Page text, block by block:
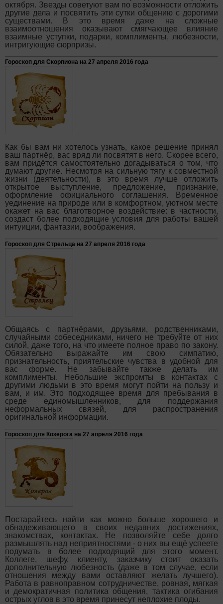
октября. Звезды советуют вам по возможности отложить
другие дела и посвятить эти сутки общению с дорогими
существами. В это время даже на сложные
взаимоотношения оказывают смягчающее влияние
взаимные уступки, подарки, комплименты, любезности,
интригующие сюрпризы.
Гороскоп для Скорпиона на 27 апреля 2016 года
Как бы вам ни хотелось узнать, какое решение принял
ваш партнёр, вас вряд ли посвятят в него. Скорее всего,
вам придётся самостоятельно догадываться о том, что
думают другие. Несмотря на сильную тягу к совместной
жизни (деятельности), в это время лучше отложить
открытое выступление, предложение, признание,
оформление официального соглашения. Временное
уединение на природе или в комфортном, уютном месте
окажет на вас благотворное воздействие: в частности,
создаст более подходящие условия для работы вашей
интуиции, фантазии, воображения.
Гороскоп для Стрельца на 27 апреля 2016 года
Общаясь с партнёрами, друзьями, родственниками,
случайными собеседниками, ничего не требуйте от них
силой, даже того, на что имеете полное право по закону.
Обязательно выражайте им свою симпатию,
признательность, приятельские чувства в удобной для
вас форме. Не забывайте также делать им
комплименты. Небольшие экспромты в контактах с
другими людьми в это время могут пойти на пользу и
вам, и им. Это подходящее время для пребывания в
среде единомышленников, для поддержания
неформальных связей, для распространения
оригинальной информации.
Гороскоп для Козерога на 27 апреля 2016 года
Постарайтесь найти как можно больше хорошего и
обнадеживающего в своих недавних достижениях,
знакомствах, контактах. Не позволяйте себе долго
размышлять над неприятностями - о них вы ещё успеете
подумать в более подходящий для этого момент.
Коллеге, шефу, клиенту, заказчику стоит оказать
дополнительную любезность (даже в том случае, если
отношения между вами оставляют желать лучшего).
Работа в равноправном сотрудничестве, ровная, мягкая
и демократичная политика общения, тактика огибания
острых углов в это время принесут неплохие плоды.